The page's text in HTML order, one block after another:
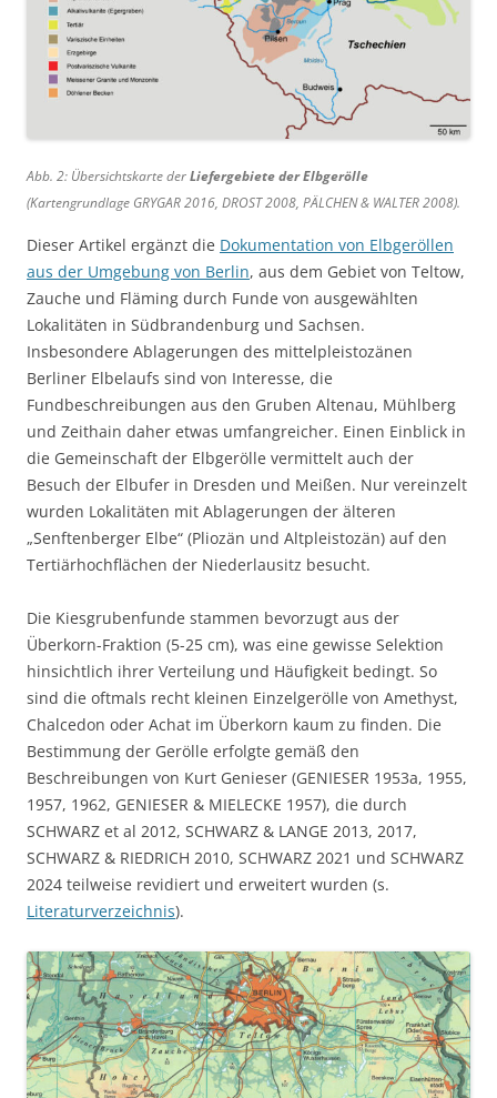
Abb. 2: Übersichtskarte derLiefergebiete der Elbgerölle
(Kartengrundlage GRYGAR 2016, DROST 2008, PÄLCHEN & WALTER 2008).
Dieser Artikel ergänzt die Dokumentation von Elbgeröllen
aus der Umgebung von Berlin, aus dem Gebiet von Teltow,
Zauche und Fläming durch Funde von ausgewählten
Lokalitäten in Südbrandenburg und Sachsen.
Insbesondere Ablagerungen des mittelpleistozänen
Berliner Elbelaufs sind von Interesse, die
Fundbeschreibungen aus den Gruben Altenau, Mühlberg
und Zeithain daher etwas umfangreicher. Einen Einblick in
die Gemeinschaft der Elbgerölle vermittelt auch der
Besuch der Elbufer in Dresden und Meißen. Nur vereinzelt
wurden Lokalitäten mit Ablagerungen der älteren
„Senftenberger Elbe“ (Pliozän und Altpleistozän) auf den
Tertiärhochflächen der Niederlausitz besucht.
Die Kiesgrubenfunde stammen bevorzugt aus der
Überkorn-Fraktion (5-25 cm), was eine gewisse Selektion
hinsichtlich ihrer Verteilung und Häufigkeit bedingt. So
sind die oftmals recht kleinen Einzelgerölle von Amethyst,
Chalcedon oder Achat im Überkorn kaum zu finden. Die
Bestimmung der Gerölle erfolgte gemäß den
Beschreibungen von Kurt Genieser (GENIESER 1953a, 1955,
1957, 1962, GENIESER & MIELECKE 1957), die durch
SCHWARZ et al 2012, SCHWARZ & LANGE 2013, 2017,
SCHWARZ & RIEDRICH 2010, SCHWARZ 2021 und SCHWARZ
2024 teilweise revidiert und erweitert wurden (s.
Literaturverzeichnis).